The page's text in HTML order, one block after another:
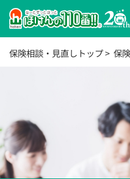
保険相談・見直しトップ 保